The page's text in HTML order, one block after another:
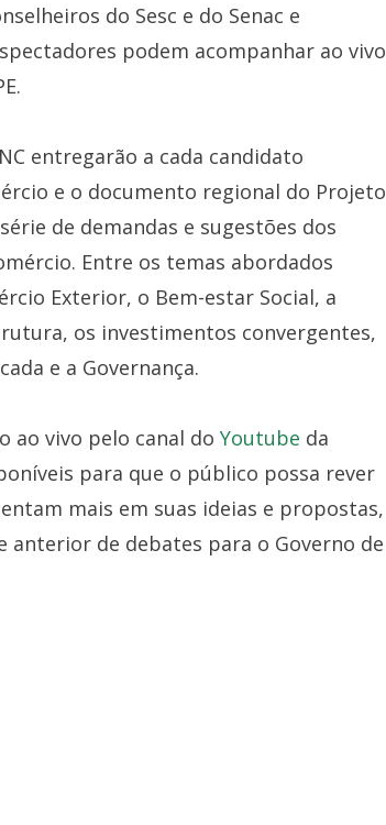
do Sesc e do Senac e
podem acompanhar ao vivo
entregarão a cada candidato
e o documento regional do Projeto
de demandas e sugestões dos
Entre os temas abordados
Exterior, o Bem-estar Social, a
os investimentos convergentes,
e a Governança.
ao vivo pelo canal do Youtube da
para que o público possa rever
mais em suas ideias e propostas,
anterior de debates para o Governo de